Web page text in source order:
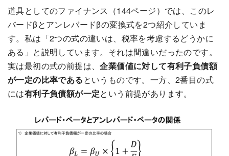
道具としてのファイナンス（144ページ）では、このレ
バードβとアンレバードβの変換式を2つ紹介していま
す。私は「2つの式の違いは、税率を考慮するどうかに
ある」と説明しています。それは間違いだったのです。
実は最初の式の前提は、企業価値に対して有利子負債額
が一定の比率であるというものです。一方、2番目の式
には有利子負債額が一定という前提があります。